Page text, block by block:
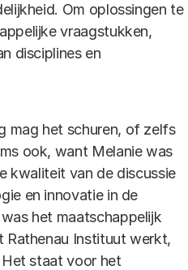
Om oplossingen te
vraagstukken,
disciplines en
mag het schuren, of zelfs
ook, want Melanie was
kwaliteit van de discussie
en innovatie in de
het maatschappelijk
Instituut werkt,
staat voor het